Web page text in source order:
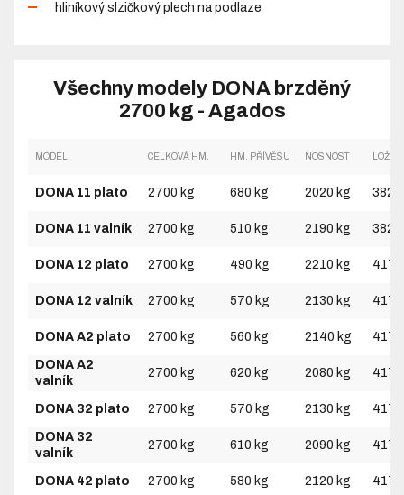
hliníkový slzičkový plech na podlaze
Všechny modely DONA brzděný
2700 kg - Agados
MODEL CELKOVÁ HM. HM. PŘÍVĚSU NOSNOST
DONA 11 plato 2700 kg 680 kg 2020 kg
DONA 11 valník 2700 kg 510 kg 2190 kg
DONA 12 plato 2700 kg 490 kg 2210 kg
DONA 12 valník 2700 kg 570 kg 2130 kg
DONA A2 plato 2700 kg 560 kg 2140 kg
DONA A2
valník
2700 kg 620 kg 2080 kg
DONA 32 plato 2700 kg 570 kg 2130 kg
DONA 32
valník
2700 kg 610 kg 2090 kg
DONA 42 plato 2700 kg 580 kg 2120 kg